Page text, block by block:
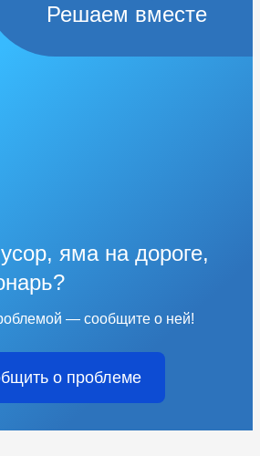
Решаем вместе
яма на дороге,
— сообщите о ней!
о проблеме